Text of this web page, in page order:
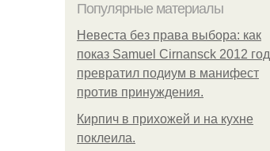
Популярные материалы
Невеста без права выбора: как
показ Samuel Cirnansck 2012
превратил подиум в манифест
против принуждения.
Кирпич в прихожей и на кухне
поклеила.